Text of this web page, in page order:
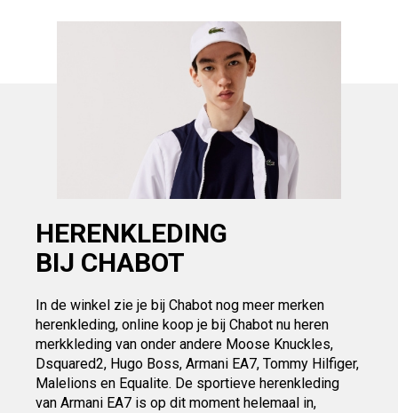
HERENKLEDING
BIJ CHABOT
In de winkel zie je bij Chabot nog meer merken
herenkleding, online koop je bij Chabot nu heren
merkkleding van onder andere Moose Knuckles,
Dsquared2, Hugo Boss, Armani EA7, Tommy Hilfiger,
Malelions en Equalite. De sportieve herenkleding
van Armani EA7 is op dit moment helemaal in,